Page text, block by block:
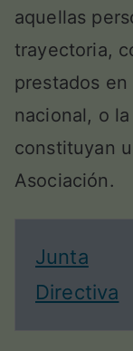
aquellas
trayectoria,
prestados
nacional, o
constituyan
Asociación.
Junta
Directiva